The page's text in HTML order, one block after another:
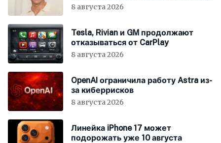
8 августа 2026
Tesla, Rivian и GM продолжают
отказываться от CarPlay
8 августа 2026
OpenAI ограничила работу Astra из-
за киберрисков
8 августа 2026
Линейка iPhone 17 может
подорожать уже 10 августа